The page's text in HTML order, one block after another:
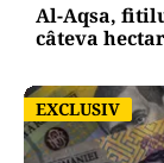
Al-Aqsa,
câteva
EXCLUSIV
EXCLUSIV